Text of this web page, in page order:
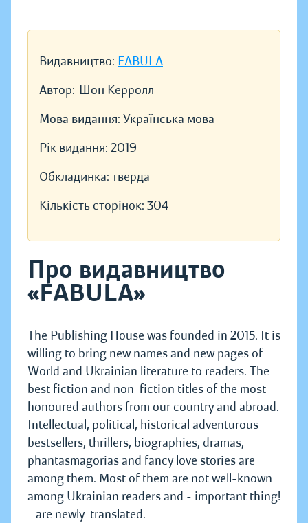
Видавництво: FABULA
Автор: Шон Керролл
Мова видання: Українська мова
Рік видання: 2019
Обкладинка: тверда
Кількість сторінок: 304
Про видавництво
«FABULA»
The Publishing House was founded in 2015. It is
willing to bring new names and new pages of
World and Ukrainian literature to readers. The
best fiction and non-fiction titles of the most
honoured authors from our country and abroad.
Intellectual, political, historical adventurous
bestsellers, thrillers, biographies, dramas,
phantasmagorias and fancy love stories are
among them. Most of them are not well-known
among Ukrainian readers and - important thing!
- are newly-translated.